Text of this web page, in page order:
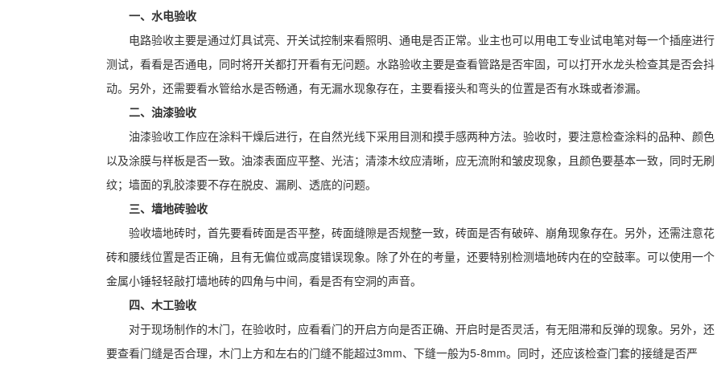
一、水电验收
电路验收主要是通过灯具试亮、开关试控制来看照明、通电是否正常。业主也可以用电工专业试电笔对每一个插座进行
测试，看看是否通电，同时将开关都打开看有无问题。水路验收主要是查看管路是否牢固，可以打开水龙头检查其是否会抖
动。另外，还需要看水管给水是否畅通，有无漏水现象存在，主要看接头和弯头的位置是否有水珠或者渗漏。
二、油漆验收
油漆验收工作应在涂料干燥后进行，在自然光线下采用目测和摸手感两种方法。验收时，要注意检查涂料的品种、颜色
以及涂膜与样板是否一致。油漆表面应平整、光洁；清漆木纹应清晰，应无流附和皱皮现象，且颜色要基本一致，同时无刷
纹；墙面的乳胶漆要不存在脱皮、漏刷、透底的问题。
三、墙地砖验收
验收墙地砖时，首先要看砖面是否平整，砖面缝隙是否规整一致，砖面是否有破碎、崩角现象存在。另外，还需注意花
砖和腰线位置是否正确，且有无偏位或高度错误现象。除了外在的考量，还要特别检测墙地砖内在的空鼓率。可以使用一个
金属小锤轻轻敲打墙地砖的四角与中间，看是否有空洞的声音。
四、木工验收
对于现场制作的木门，在验收时，应看看门的开启方向是否正确、开启时是否灵活，有无阻滞和反弹的现象。另外，还
要查看门缝是否合理，木门上方和左右的门缝不能超过3mm、下缝一般为5-8mm。同时，还应该检查门套的接缝是否严